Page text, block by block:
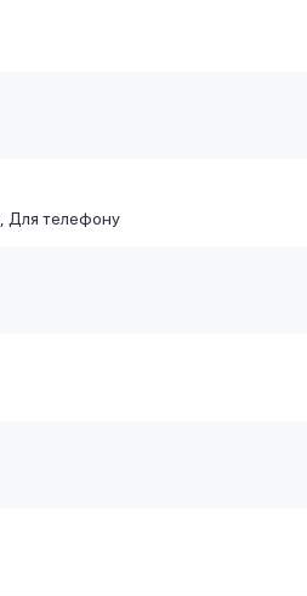
Для телефону